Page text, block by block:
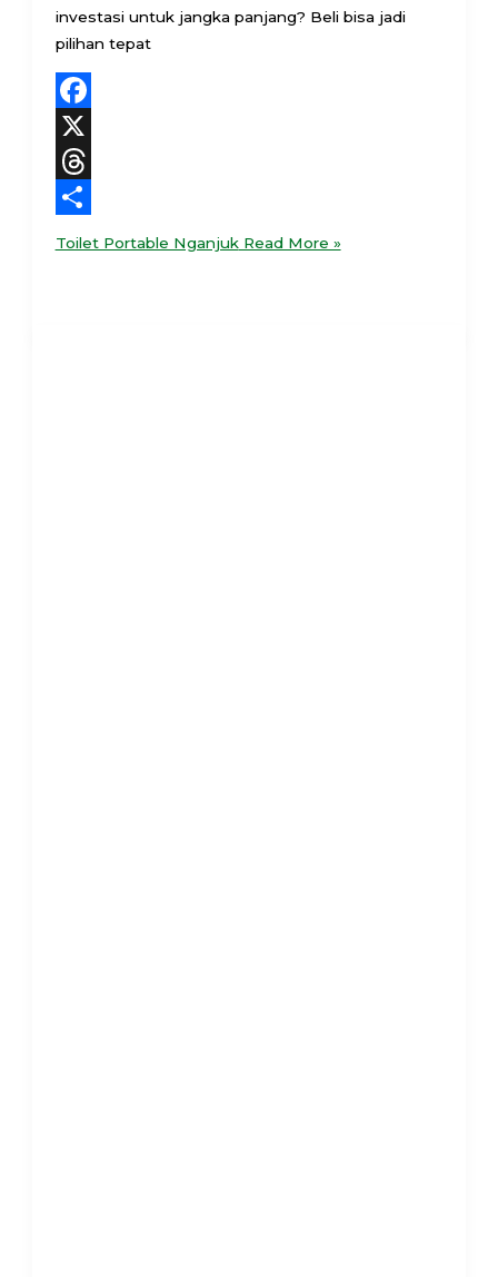
investasi untuk jangka panjang? Beli bisa jadi
pilihan tepat
Facebook
X
Threads
Toilet Portable NganjukRead More »